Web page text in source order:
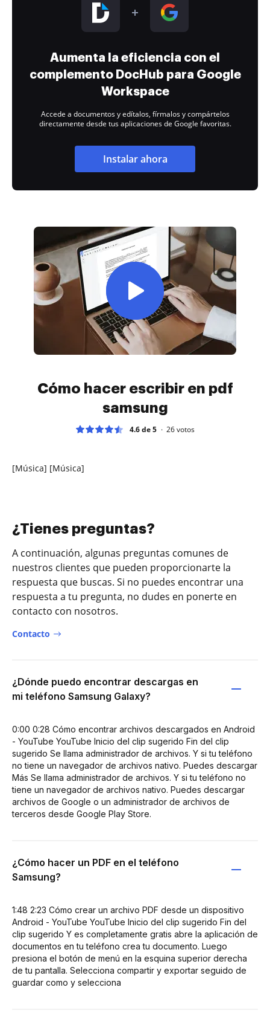
Aumenta la eficiencia con el
complemento DocHub para Google
Workspace
Accede a documentos y edítalos, fírmalos y compártelos
directamente desde tus aplicaciones de Google favoritas.
Instalar ahora
Cómo hacer escribir en pdf
samsung
4.6 de 5 26votos
[Música] [Música]
¿Tienes preguntas?
A continuación, algunas preguntas comunes de
nuestros clientes que pueden proporcionarte la
respuesta que buscas. Si no puedes encontrar una
respuesta a tu pregunta, no dudes en ponerte en
contacto con nosotros.
Contacto
¿Dónde puedo encontrar descargas en
mi teléfono Samsung Galaxy?
0:00 0:28 Cómo encontrar archivos descargados en Android
- YouTube YouTube Inicio del clip sugerido Fin del clip
sugerido Se llama administrador de archivos. Y si tu teléfono
no tiene un navegador de archivos nativo. Puedes descargar
Más Se llama administrador de archivos. Y si tu teléfono no
tiene un navegador de archivos nativo. Puedes descargar
archivos de Google o un administrador de archivos de
terceros desde Google Play Store.
¿Cómo hacer un PDF en el teléfono
Samsung?
1:48 2:23 Cómo crear un archivo PDF desde un dispositivo
Android - YouTube YouTube Inicio del clip sugerido Fin del
clip sugerido Y es completamente gratis abre la aplicación de
documentos en tu teléfono crea tu documento. Luego
presiona el botón de menú en la esquina superior derecha
de tu pantalla. Selecciona compartir y exportar seguido de
guardar como y selecciona